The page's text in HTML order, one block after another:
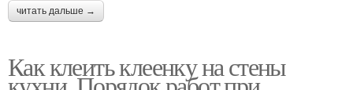
читать дальше →
Как клеить клеенку на стены